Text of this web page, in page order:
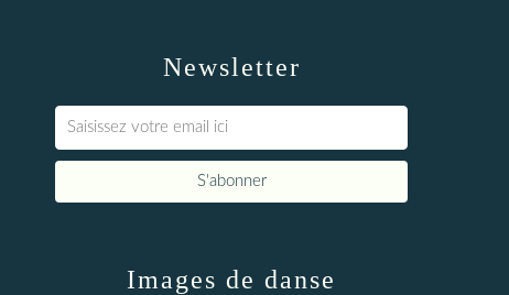
Newsletter
Images de danse